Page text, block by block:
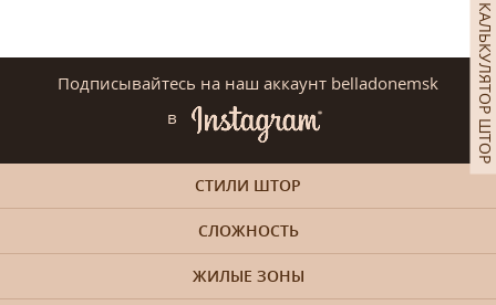
КАЛЬКУЛЯТОР ШТОР
Подписывайтесь на наш аккаунт belladonemsk
в
СТИЛИ ШТОР
СЛОЖНОСТЬ
ЖИЛЫЕ ЗОНЫ